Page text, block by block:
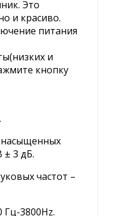
Это
и красиво.
питания
и
кнопку
± 3 дБ.
частот –
Гц-3800Hz.